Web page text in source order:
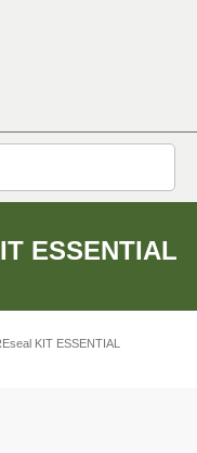
ESSENTIAL
KIT ESSENTIAL